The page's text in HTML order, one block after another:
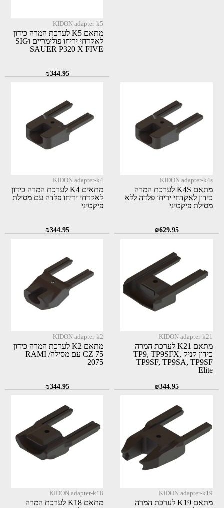
KIDON adapter-k5
מתאם K5 לערכת המרה כידון
לאקדחי יריחו פולימריים וSIG
SAUER P320 X FIVE
₪344.95
KIDON adapter-k4s
מתאם K4S לערכת המרה
כידון לאקדחי יריחו פלדה ללא
מסילת פיקטיני
₪629.95
KIDON adapter-k4
מתאים K4 לערכת המרה כידון
לאקדחי יריחו פלדה עם מסילת
פיקטיני
₪344.95
KIDON adapter-k21
מתאם K21 לערכת המרה
כידון קניק TP9, TP9SFX,
TP9SF, TP9SA, TP9SF
Elite
₪344.95
KIDON adapter-k2
מתאם K2 לערכת המרה כידון
CZ 75 עם מסילה/ RAMI
2075
₪344.95
KIDON adapter-k19
מתאם K19 לערכת המרה
KIDON adapter-k18
מתאם K18 לערכת המרה